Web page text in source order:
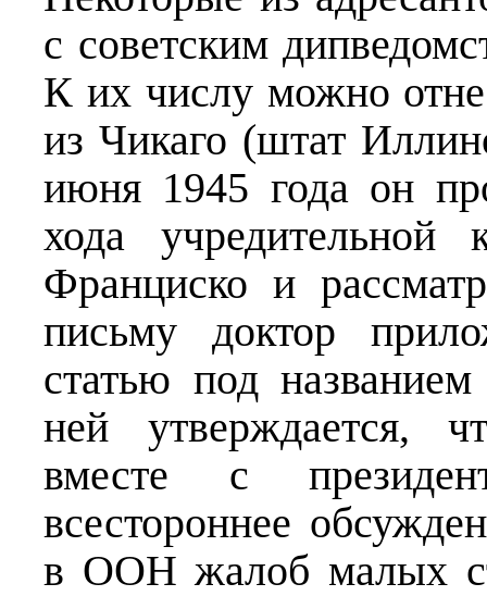
с советским
К их числу можно
из Чикаго (штат
июня 1945 года он
хода
Франциско и
письму доктор
статью под
ней утверждается,
вместе с
всестороннее
в ООН жалоб малых